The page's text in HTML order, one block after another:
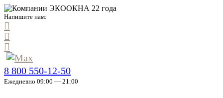
Напишите нам:
8 800 550-12-50
Ежедневно 09:00 — 21:00